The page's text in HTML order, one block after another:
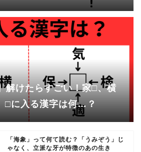
解けたらすごい！家□、横
に入る漢字は何…？
「海象」って何て読む？「うみぞう」じ
ゃなく、立派な牙が特徴のあの生き